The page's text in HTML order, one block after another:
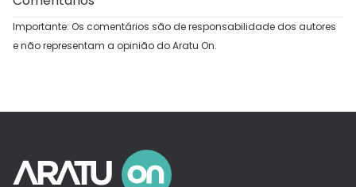
Importante: Os comentários são de responsabilidade dos autores
e não representam a opinião do Aratu On.